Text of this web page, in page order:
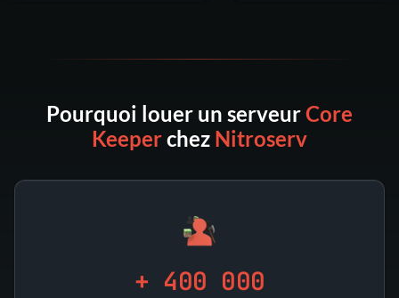
Pourquoi louer un serveurCore
Keeperchez Nitroserv
+ 400 000